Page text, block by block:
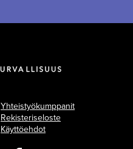
Yhteistyökumppanit
Rekisteriseloste
Käyttöehdot